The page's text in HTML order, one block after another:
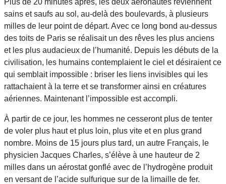
sains et saufs au sol, au-delà des boulevards, à plusieurs
milles de leur point de départ. Avec ce long bond au-dessus
des toits de Paris se réalisait un des rêves les plus anciens
et les plus audacieux de l’humanité. Depuis les débuts de la
civilisation, les humains contemplaient le ciel et désiraient ce
qui semblait impossible : briser les liens invisibles qui les
rattachaient à la terre et se transformer ainsi en créatures
aériennes. Maintenant l’impossible est accompli.
À partir de ce jour, les hommes ne cesseront plus de tenter
de voler plus haut et plus loin, plus vite et en plus grand
nombre. Moins de 15 jours plus tard, un autre Français, le
physicien Jacques Charles, s’élève à une hauteur de 2
milles dans un aérostat gonflé avec de l’hydrogène produit
en versant de l’acide sulfurique sur de la limaille de fer.